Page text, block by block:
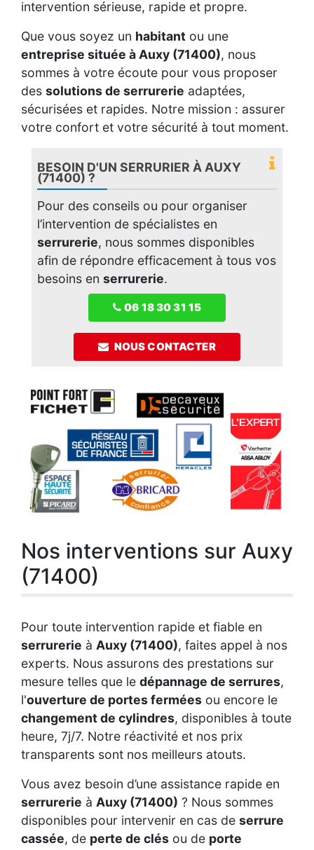
intervention sérieuse, rapide et propre.
Que vous soyez un habitant ou une
entreprise située à Auxy (71400), nous
sommes à votre écoute pour vous proposer
des solutions de serrurerie adaptées,
sécurisées et rapides. Notre mission : assurer
votre confort et votre sécurité à tout moment.
BESOIN D'UN SERRURIER À AUXY
(71400) ?
Pour des conseils ou pour organiser
l’intervention de spécialistes en
serrurerie, nous sommes disponibles
afin de répondre efficacement à tous vos
besoins en serrurerie.
06 18 30 31 15
NOUS CONTACTER
Nos interventions sur Auxy
(71400)
Pour toute intervention rapide et fiable en
serrurerie à Auxy (71400), faites appel à nos
experts. Nous assurons des prestations sur
mesure telles que le dépannage de serrures,
l'ouverture de portes fermées ou encore le
changement de cylindres, disponibles à toute
heure, 7j/7. Notre réactivité et nos prix
transparents sont nos meilleurs atouts.
Vous avez besoin d’une assistance rapide en
serrurerie à Auxy (71400) ? Nous sommes
disponibles pour intervenir en cas de serrure
cassée, de perte de clés ou de porte